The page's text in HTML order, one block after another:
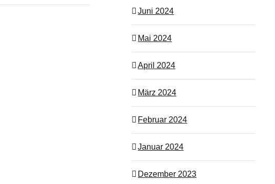
Juni 2024
Mai 2024
April 2024
März 2024
Februar 2024
Januar 2024
Dezember 2023